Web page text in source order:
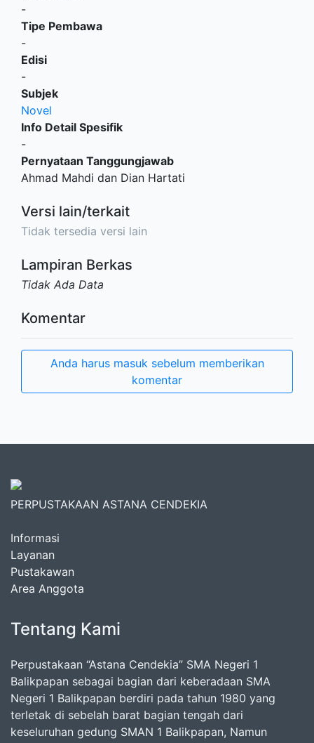
-
Tipe Pembawa
-
Edisi
-
Subjek
Novel
Info Detail Spesifik
-
Pernyataan Tanggungjawab
Ahmad Mahdi dan Dian Hartati
Versi lain/terkait
Tidak tersedia versi lain
Lampiran Berkas
Tidak Ada Data
Komentar
Anda harus masuk sebelum memberikan
komentar
PERPUSTAKAAN ASTANA CENDEKIA
Informasi
Layanan
Pustakawan
Area Anggota
Tentang Kami
Perpustakaan “Astana Cendekia” SMA Negeri 1
Balikpapan sebagai bagian dari keberadaan SMA
Negeri 1 Balikpapan berdiri pada tahun 1980 yang
terletak di sebelah barat bagian tengah dari
keseluruhan gedung SMAN 1 Balikpapan, Namun